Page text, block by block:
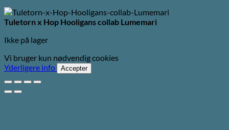
Tuletorn x Hop Hooligans collab Lumemari
Ikke på lager
Vi bruger kun nødvendig cookies
Yderligere info
Accepter